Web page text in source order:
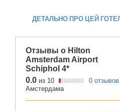
ДЕТАЛЬНО ПРО ЦЕЙ